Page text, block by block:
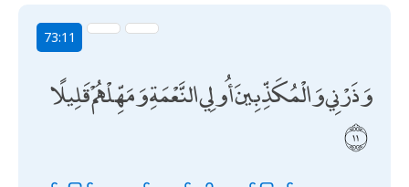
73:11
وَذَرْنِي وَالْمُكَذِّبِينَ أُولِي النَّعْمَةِ وَمَهِّلْهُمْ قَلِيلًا